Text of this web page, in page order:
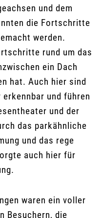
und dem
die Fortschritte
werden.
rund um das
ein Dach
hat. Auch hier sind
und führen
und der
das parkähnliche
und das rege
auch hier für
waren ein voller
Besuchern, die